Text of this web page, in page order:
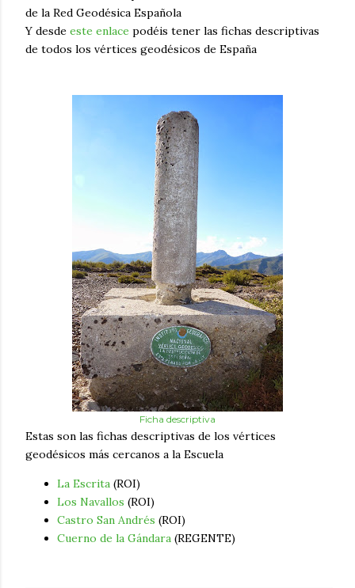
de la Red Geodésica Española
Y desde este enlace podéis tener las fichas descriptivas
de todos los vértices geodésicos de España
Ficha descriptiva
Estas son las fichas descriptivas de los vértices
geodésicos más cercanos a la Escuela
La Escrita (ROI)
Los Navallos (ROI)
Castro San Andrés (ROI)
Cuerno de la Gándara (REGENTE)